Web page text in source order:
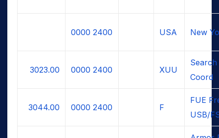
0000 2400 USA New
3023.00 0000 2400 XUU
Search
Coord
3044.00 0000 2400 F
FUE
USB/